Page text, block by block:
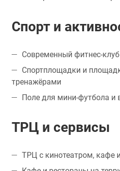
Спорт и
Современный фитнес-клуб
Спортплощадки и
тренажёрами
Поле для мини-футбола и
ТРЦ и сервисы
ТРЦ с кинотеатром, кафе